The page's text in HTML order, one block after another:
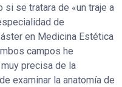
si se tratara de «un traje a
de
en Medicina Estética
campos he
precisa de la
examinar la anatomía de